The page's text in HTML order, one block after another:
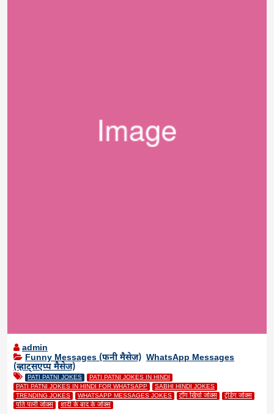
admin
Funny Messages (फनी मैसेज) WhatsApp Messages
(व्हाट्सएप्प मैसेज)
PATI PATNI JOKES
PATI PATNI JOKES IN HINDI
PATI PATNI JOKES IN HINDI FOR WHATSAPP
SABHI HINDI JOKES
TRENDING JOKES
WHATSAPP MESSAGES JOKES टाँग खिचो जोक्स
ट्रेंडिंग जोक्स
पति पत्नी जोक्स
शादी के बाद के जोक्स